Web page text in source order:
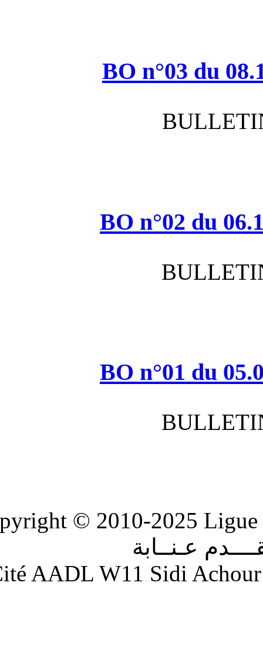
BO
BO
BO
Copyright © 2010-
Adresse : Cité AADL W11